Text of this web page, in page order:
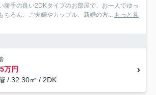
勝手の良い2DKタイプのお部屋で、お一人でゆっ
ちろん、ご夫婦やカップル、新婚の方... もっと見
万円
/ 32.30㎡ / 2DK